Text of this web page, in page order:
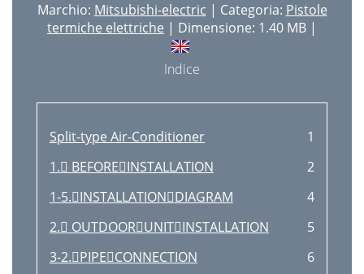
Marchio: Mitsubishi-electric | Categoria: Pistole
termiche elettriche | Dimensione: 1.40 MB |
Indice
Split-type Air-Conditioner
1
1. BEFOREINSTALLATION
2
1-5.INSTALLATIONDIAGRAM
4
2. OUTDOORUNITINSTALLATION
5
3-2.PIPECONNECTION
6